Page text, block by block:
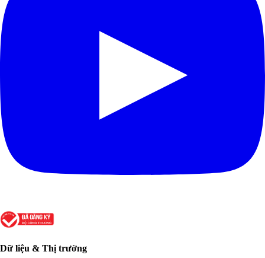
Dữ liệu & Thị trường